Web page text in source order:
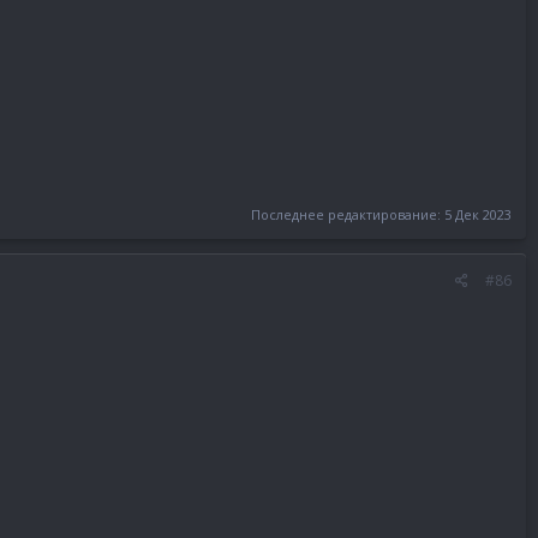
Последнее редактирование: 5 Дек 2023
#86